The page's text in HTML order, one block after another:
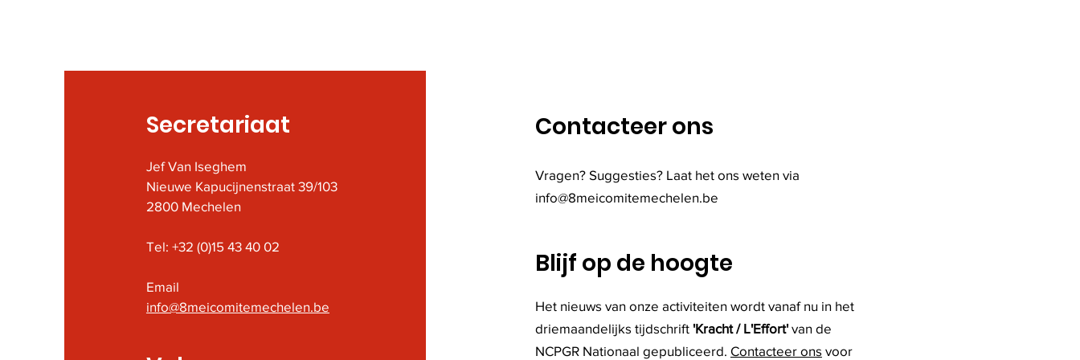
Secretariaat
Jef Van Iseghem
Nieuwe Kapucijnenstraat 39/103
2800 Mechelen
Tel: +32 (0)15 43 40 02
Email
info@8meicomitemechelen.be
Contacteer ons
Vragen? Suggesties? Laat het ons weten via
info@8meicomitemechelen.be
Blijf op de hoogte
Het nieuws van onze activiteiten wordt vanaf nu in het
driemaandelijks tijdschrift 'Kracht / L'Effort'van de
NCPGR Nationaal gepubliceerd. Contacteer ons voor